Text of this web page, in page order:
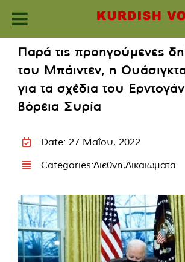
content
Παρά τις προηγούμενες
του Μπάιντεν, η
για τα σχέδια του
βόρεια Συρία
Date: 27 Μαΐου, 2022
Categories:Διεθνή,Δικαιώματα